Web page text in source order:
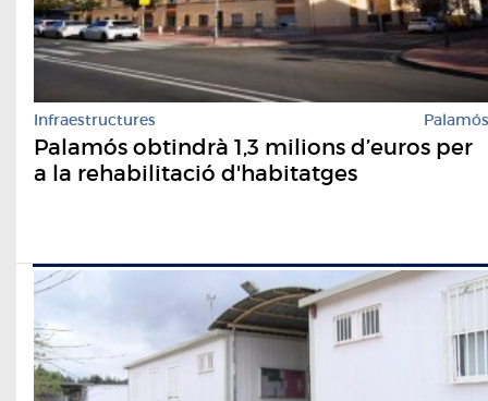
Infraestructures Palamós
Palamós obtindrà 1,3 milions d’euros per
a la rehabilitació d'habitatges